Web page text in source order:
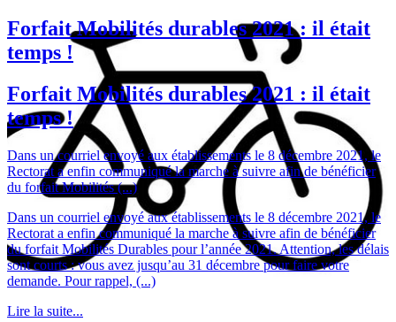
Forfait Mobilités durables 2021 : il était
temps !
Forfait Mobilités durables 2021 : il était
temps !
Dans un courriel envoyé aux établissements le 8 décembre 2021, le
Rectorat a enfin communiqué la marche à suivre afin de bénéficier
du forfait Mobilités (...)
Dans un courriel envoyé aux établissements le 8 décembre 2021, le
Rectorat a enfin communiqué la marche à suivre afin de bénéficier
du forfait Mobilités Durables pour l’année 2021. Attention, les délais
sont courts : vous avez jusqu’au 31 décembre pour faire votre
demande. Pour rappel, (...)
Lire la suite...